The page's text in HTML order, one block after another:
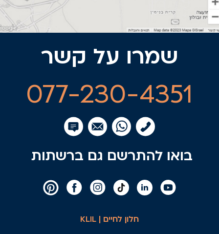
שמרו על קשר
077-230-4351
בואו להתרשם גם ברשתות
חלון לחיים | KLIL